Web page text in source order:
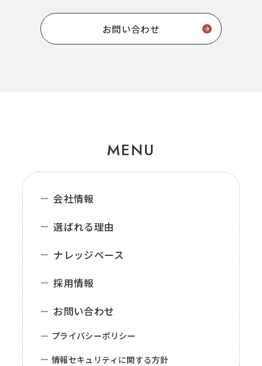
お問い合わせ
MENU
会社情報
選ばれる理由
ナレッジベース
採用情報
お問い合わせ
プライバシーポリシー
情報セキュリティに関する方針